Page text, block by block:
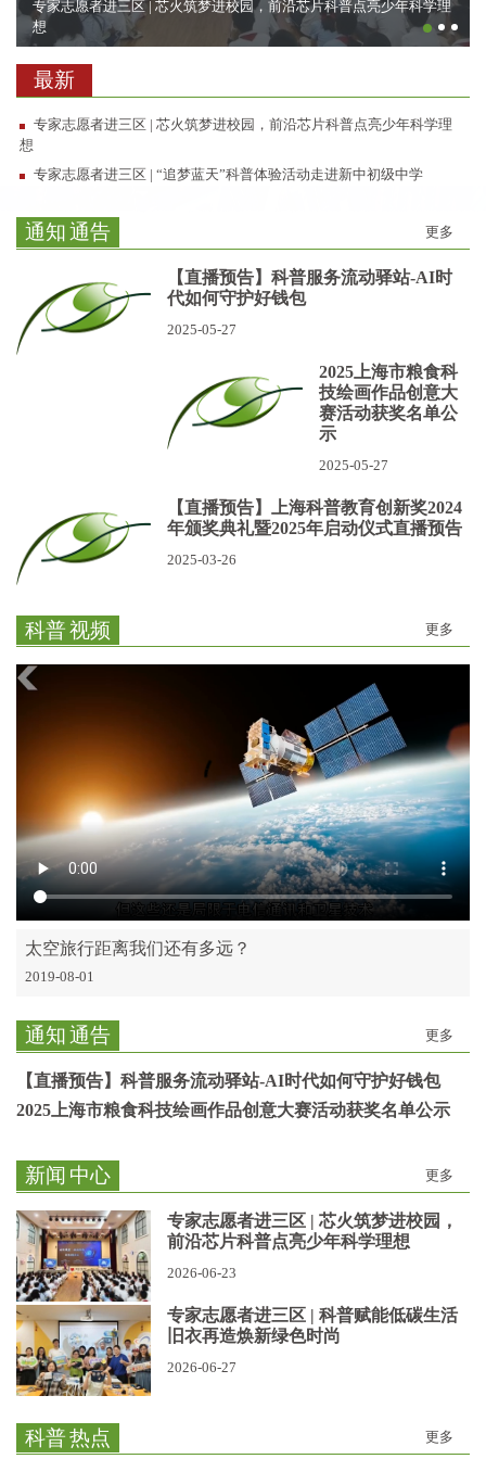
专家志愿者进三区 | 芯火筑梦进校园，前沿芯片科普点亮少年科学理
想
最新
专家志愿者进三区 | 芯火筑梦进校园，前沿芯片科普点亮少年科学理
想
专家志愿者进三区 | “追梦蓝天”科普体验活动走进新中初级中学
通知通告 更多
【直播预告】科普服务流动驿站-AI时
代如何守护好钱包
2025-05-27
2025上海市粮食科
技绘画作品创意大
赛活动获奖名单公
示
2025-05-27
【直播预告】上海科普教育创新奖2024
年颁奖典礼暨2025年启动仪式直播预告
2025-03-26
科普视频 更多
太空旅行距离我们还有多远？
2019-08-01
通知通告 更多
【直播预告】科普服务流动驿站-AI时代如何守护好钱包
2025上海市粮食科技绘画作品创意大赛活动获奖名单公示
新闻 中心 更多
专家志愿者进三区 | 芯火筑梦进校园，
前沿芯片科普点亮少年科学理想
2026-06-23
专家志愿者进三区 | 科普赋能低碳生活
旧衣再造焕新绿色时尚
2026-06-27
科普热点 更多